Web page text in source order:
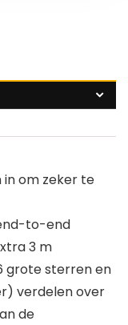
om zeker te
to-end
3 m
grote sterren en
verdelen over
de